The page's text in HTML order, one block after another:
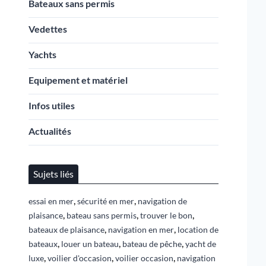
Bateaux sans permis
Vedettes
Yachts
Equipement et matériel
Infos utiles
Actualités
Sujets liés
essai en mer,sécurité en mer, navigation de
plaisance, bateau sans permis,trouver le bon,
bateaux de plaisance, navigation en mer, location de
bateaux, louer un bateau, bateau de pêche,yacht de
luxe,voilier d'occasion,voilier occasion, navigation